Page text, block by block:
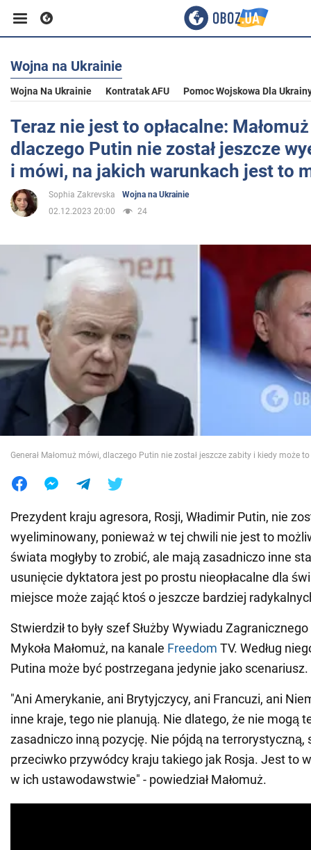
Biznes
Sport
Rozrywka
Życie
Polityka
Społeczeństwo
Wojna na Ukrainie
Jedzenie
Wojna na Ukrainie
Wojna Na Ukrainie Kontratak AFU Pomoc Wojskowa Dla
Teraz nie jest to opłacalne:
dlaczego Putin nie został jeszcze
i mówi, na jakich warunkach jest to
Sophia Zakrevska
Wojna na Ukrainie
02.12.2023 20:00
24
Generał Małomuż mówi, dlaczego Putin nie został jeszcze zabity i kiedy może
Prezydent kraju agresora, Rosji, Władimir Putin, nie
wyeliminowany, ponieważ w tej chwili nie jest to
świata mogłyby to zrobić, ale mają zasadniczo inne
usunięcie dyktatora jest po prostu nieopłacalne dla
miejsce może zająć ktoś o jeszcze bardziej
Stwierdził to były szef Służby Wywiadu Zagranicznego
Mykoła Małomuż, na kanale Freedom TV. Według
Putina może być postrzegana jedynie jako scenariusz.
"Ani Amerykanie, ani Brytyjczycy, ani Francuzi, ani
inne kraje, tego nie planują. Nie dlatego, że nie mogą
zasadniczo inną pozycję. Nie pójdą na terrorystyczną,
przeciwko przywódcy kraju takiego jak Rosja. Jest to
w ich ustawodawstwie" - powiedział Małomuż.